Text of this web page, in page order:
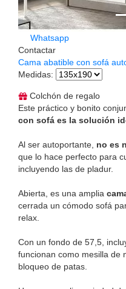
Whatsapp
Contactar
Cama abatible con sofá
Medidas:
Colchón de regalo
Este práctico y bonito
con sofá es la solución
Al ser autoportante, no es
que lo hace perfecto para
incluyendo las de pladur.
Abierta, es una amplia
cerrada un cómodo sofá
relax.
Con un fondo de 57,5,
funcionan como mesilla de
bloqueo de patas.